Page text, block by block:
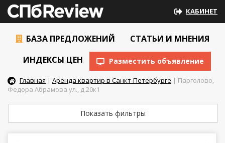
КАБИНЕТ
БАЗА ПРЕДЛОЖЕНИЙ
СТАТЬИ И МНЕНИЯ
ИНДЕКСЫ ЦЕН
Разместить объявление
Главная | Аренда квартир в Санкт-Петербурге | Парголово,
Федора Абрамова ул., д.20к1
Показать фильтры